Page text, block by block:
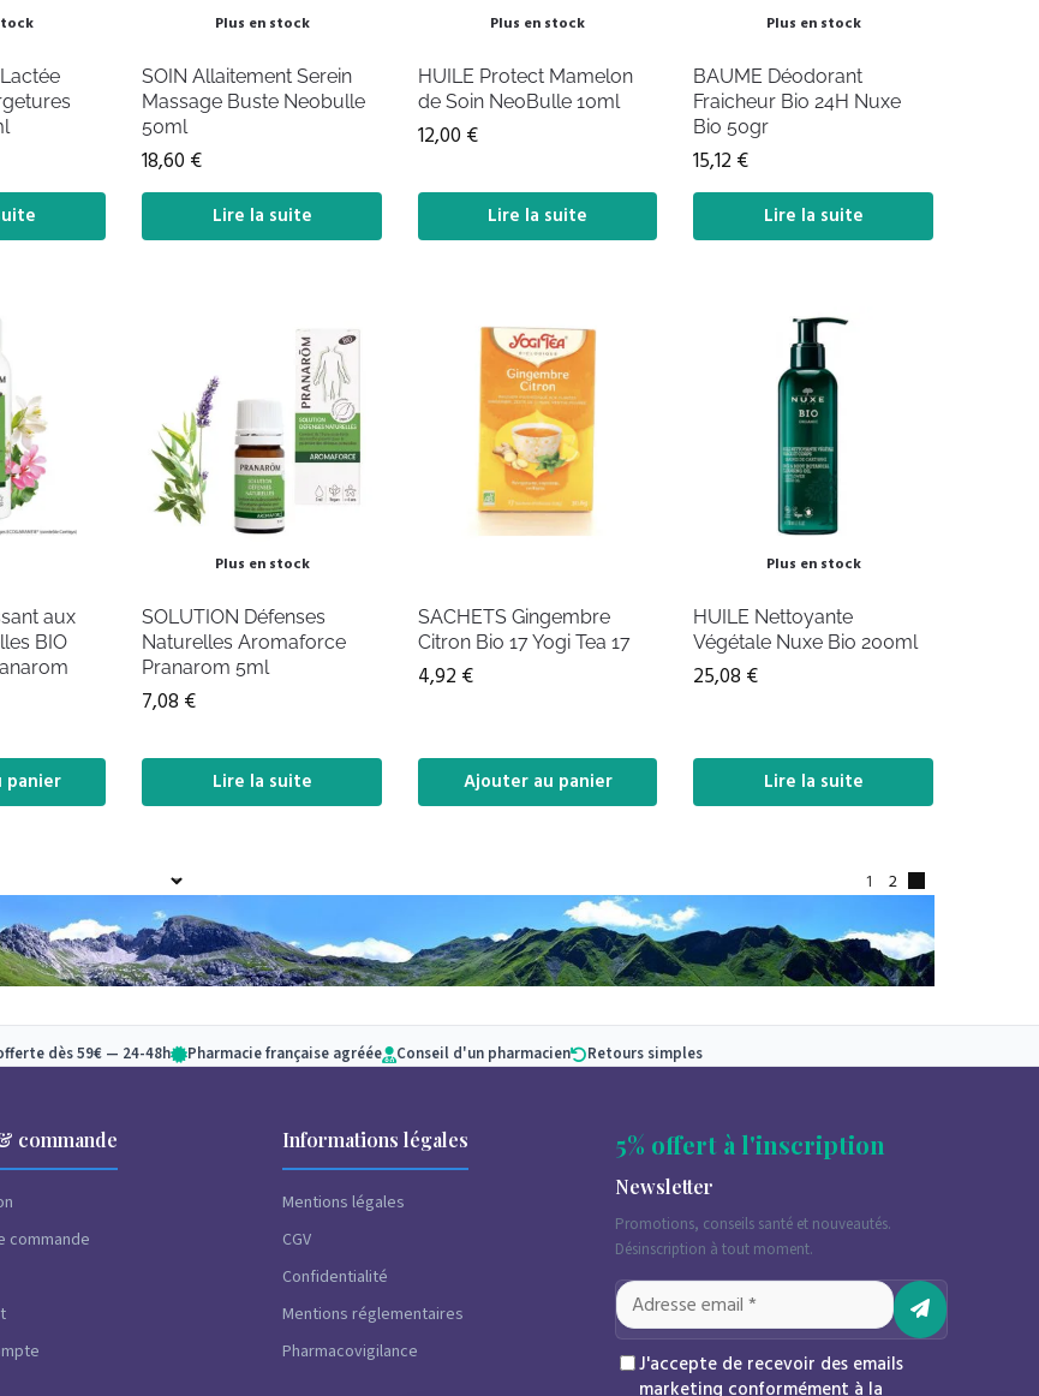
Plus en stock
SOIN Allaitement Serein
Massage Buste Neobulle
50ml
18,60 €
Lire la suite
Plus en stock
HUILE Protect Mamelon
de Soin NeoBulle 10ml
12,00 €
Lire la suite
Plus en stock
BAUME Déodorant
Fraicheur Bio 24H Nuxe
Bio 50gr
15,12 €
Lire la suite
aux
BIO
panier
Plus en stock
SOLUTION Défenses
Naturelles Aromaforce
Pranarom 5ml
7,08 €
Lire la suite
SACHETS Gingembre
Citron Bio 17 Yogi Tea 17
4,92 €
Ajouter au panier
Plus en stock
HUILE Nettoyante
Végétale Nuxe Bio 200ml
25,08 €
Lire la suite
1 2
la section «Bio
» de notre parapharmacie en Provence. Vous y retrouverez nos produits 100% bio, et
les marques
Sanoflore.
dès 59€ — 24-48h Pharmacie française agréée Conseil d'un pharmacien Retours simples
commande
commande
Informations légales
Mentions légales
CGV
Confidentialité
Mentions réglementaires
Pharmacovigilance
5% offert à l'inscription
Newsletter
Promotions, conseils santé et nouveautés.
Désinscription à tout moment.
J'accepte de recevoir des emails
marketing conformément à la